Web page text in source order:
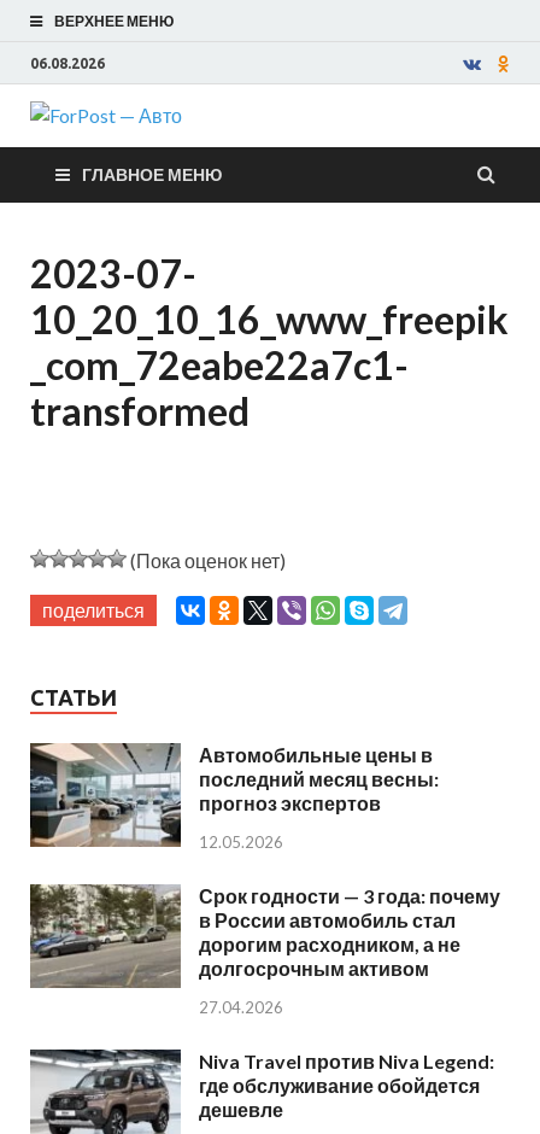
ВЕРХНЕЕ МЕНЮ
06.08.2026
ForPost —
Авто
ГЛАВНОЕ МЕНЮ
2023-07-
10_20_10_16_www_freepik
_com_72eabe22a7c1-
transformed
(Пока оценок нет)
поделиться
СТАТЬИ
Автомобильные цены в
последний месяц весны:
прогноз экспертов
12.05.2026
Срок годности — 3 года: почему
в России автомобиль стал
дорогим расходником, а не
долгосрочным активом
27.04.2026
Niva Travel против Niva Legend:
где обслуживание обойдется
дешевле